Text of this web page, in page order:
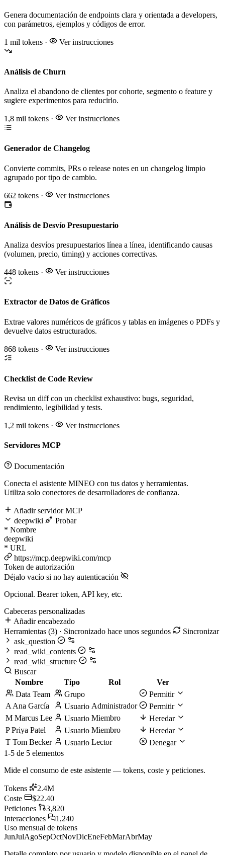
Genera documentación de endpoints clara y orientada a developers,
con parámetros, ejemplos y códigos de error.
1 mil tokens · Ver instrucciones
Análisis de Churn
Analiza el abandono de clientes por cohorte, segmento o feature y
sugiere experimentos para reducirlo.
1,8 mil tokens · Ver instrucciones
Generador de Changelog
Convierte commits, PRs o release notes en un changelog limpio
agrupado por tipo de cambio.
662 tokens · Ver instrucciones
Análisis de Desvío Presupuestario
Analiza desvíos presupuestarios línea a línea, identificando causas
(volumen, precio, timing) y acciones correctivas.
448 tokens · Ver instrucciones
Extractor de Datos de Gráficos
Extrae valores numéricos de gráficos y tablas en imágenes o PDFs y
devuelve datos estructurados.
868 tokens · Ver instrucciones
Checklist de Code Review
Revisa un diff con un checklist exhaustivo: bugs, seguridad,
rendimiento, legibilidad y tests.
1,2 mil tokens · Ver instrucciones
Servidores MCP
Documentación
Conecta el asistente MINEO con tus datos y herramientas.
Utiliza solo conectores de desarrolladores de confianza.
Añadir servidor MCP
deepwiki
Probar
* Nombre
deepwiki
* URL
https://mcp.deepwiki.com/mcp
Token de autorización
Déjalo vacío si no hay autenticación
Opcional. Bearer token, API key, etc.
Cabeceras personalizadas
Añadir encabezado
Herramientas (3) · Sincronizado hace unos segundos
Sincronizar
ask_question
read_wiki_contents
read_wiki_structure
Buscar
Nombre
Tipo Rol
Ver
Data Team
Grupo
Permitir
A Ana García Usuario Administrador
Permitir
M Marcus Lee Usuario Miembro
Heredar
PPriya Patel Usuario Miembro
Heredar
T Tom Becker Usuario Lector
Denegar
1-5 de 5 elementos
Mide el consumo de este asistente — tokens, coste y peticiones.
Tokens
2.4M
Coste
$22.40
Peticiones
3,820
Interacciones
1,240
Uso mensual de tokens
JunJulAgoSepOctNovDicEneFebMarAbrMay